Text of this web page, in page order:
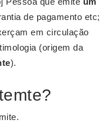
de pagamento etc;
em circulação
(origem da
).